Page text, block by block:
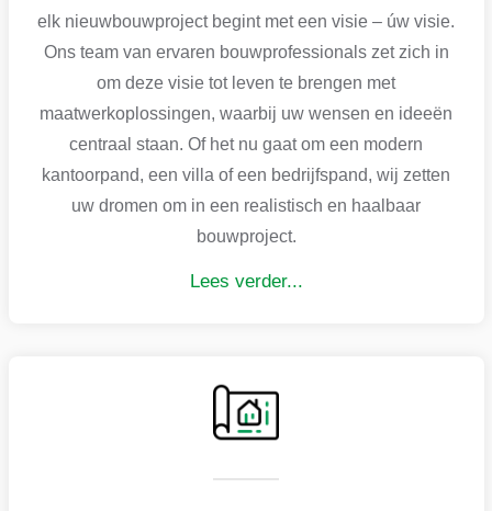
elk nieuwbouwproject begint met een visie – úw visie.
Ons team van ervaren bouwprofessionals zet zich in
om deze visie tot leven te brengen met
maatwerkoplossingen, waarbij uw wensen en ideeën
centraal staan. Of het nu gaat om een modern
kantoorpand, een villa of een bedrijfspand, wij zetten
uw dromen om in een realistisch en haalbaar
bouwproject.
Lees verder...